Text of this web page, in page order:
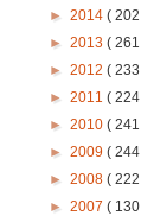
► 2014 (
► 2013 (
► 2012 (
► 2011 (
► 2010 (
► 2009 (
► 2008 (
► 2007 (